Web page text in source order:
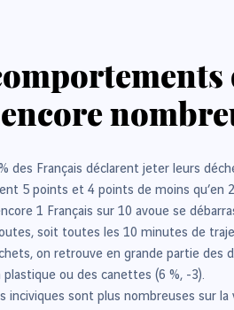
des Français déclarent jeter leurs
5 points et 4 points de moins qu’en
1 Français sur 10 avoue se
soit toutes les 10 minutes de
on retrouve en grande partie des
plastique ou des canettes (6 %, -3).
inciviques sont plus nombreuses sur